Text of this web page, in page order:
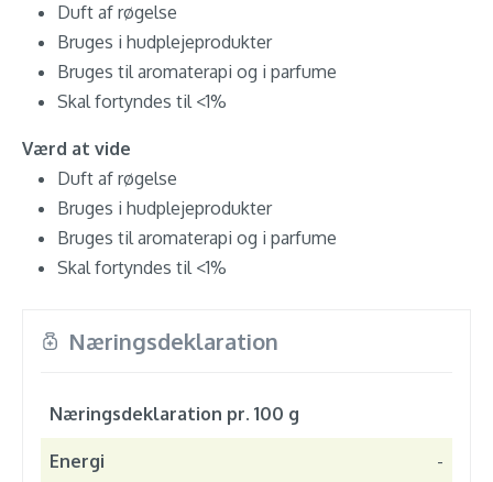
Duft af røgelse
Bruges i hudplejeprodukter
Bruges til aromaterapi og i parfume
Skal fortyndes til <1%
Værd at vide
Duft af røgelse
Bruges i hudplejeprodukter
Bruges til aromaterapi og i parfume
Skal fortyndes til <1%
Næringsdeklaration
Næringsdeklaration pr. 100 g
Energi -